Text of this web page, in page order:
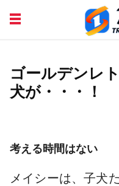
DISCOVER PLACES
ゴールデンレ
犬が・・・！
考える時間はない
メイシーは、子犬